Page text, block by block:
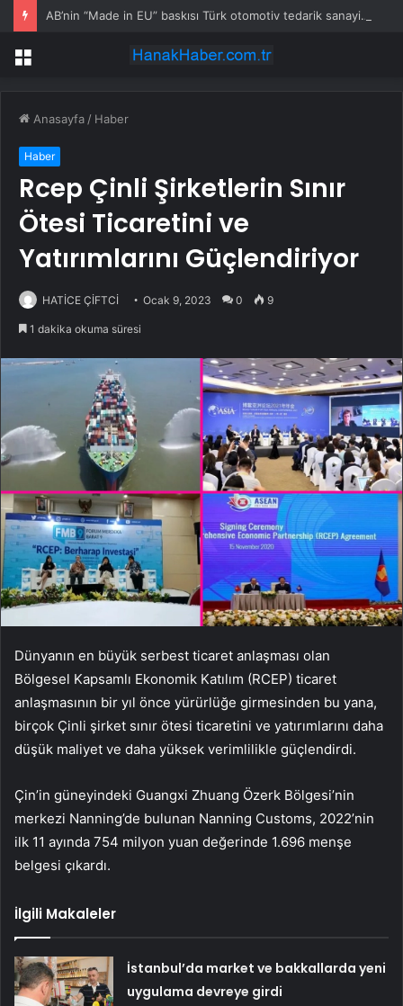
AB’nin “Made in EU” baskısı Türk otomotiv tedarik sanayisini düşündürüyor
Menü
Anasayfa / Haber
Haber
Rcep Çinli Şirketlerin Sınır
Ötesi Ticaretini ve
Yatırımlarını Güçlendiriyor
HATİCE ÇİFTCİ Ocak 9, 2023 0 9
1 dakika okuma süresi
Dünyanın en büyük serbest ticaret anlaşması olan
Bölgesel Kapsamlı Ekonomik Katılım (RCEP) ticaret
anlaşmasının bir yıl önce yürürlüğe girmesinden bu yana,
birçok Çinli şirket sınır ötesi ticaretini ve yatırımlarını daha
düşük maliyet ve daha yüksek verimlilikle güçlendirdi.
Çin’in güneyindeki Guangxi Zhuang Özerk Bölgesi’nin
merkezi Nanning’de bulunan Nanning Customs, 2022’nin
ilk 11 ayında 754 milyon yuan değerinde 1.696 menşe
belgesi çıkardı.
İlgili Makaleler
İstanbul’da market ve bakkallarda yeni
uygulama devreye girdi